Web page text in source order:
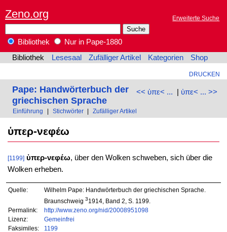
Zeno.org Erweiterte Suche
Bibliothek
Nur in Pape-1880
Bibliothek
Lesesaal Zufälliger Artikel Kategorien Shop
DRUCKEN
<< ὑπε< ... | ὑπε< ... >>
Pape: Handwörterbuch der
griechischen Sprache
Einführung Stichwörter Zufälliger Artikel
ὑπερ-νεφέω
[1199] ὑπερ-νεφέω, über den Wolken schweben, sich über die
Wolken erheben.
Quelle:
Wilhelm Pape: Handwörterbuch der griechischen Sprache.
Braunschweig 31914, Band 2, S. 1199.
Permalink:
http://www.zeno.org/nid/20008951098
Lizenz:
Gemeinfrei
Faksimiles:
1199